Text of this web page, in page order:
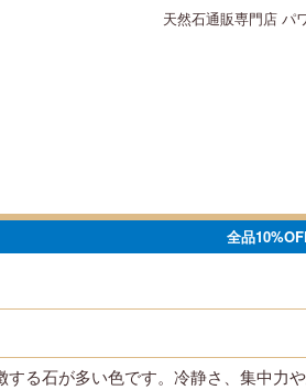
天然石通販専門店 パ
全品
る石が多い色です。冷静さ、集中力